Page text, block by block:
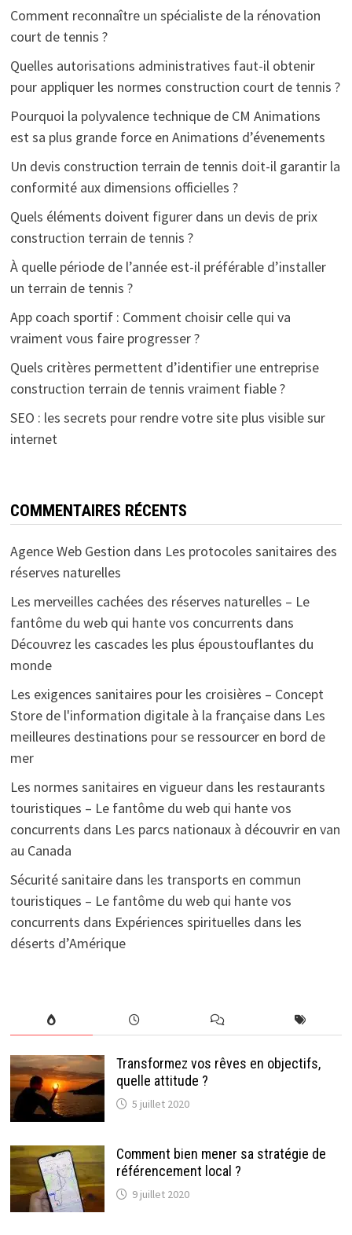
Comment reconnaître un spécialiste de la rénovation
court de tennis ?
Quelles autorisations administratives faut-il obtenir
pour appliquer les normes construction court de tennis ?
Pourquoi la polyvalence technique de CM Animations
est sa plus grande force en Animations d’évenements
Un devis construction terrain de tennis doit-il garantir la
conformité aux dimensions officielles ?
Quels éléments doivent figurer dans un devis de prix
construction terrain de tennis ?
À quelle période de l’année est-il préférable d’installer
un terrain de tennis ?
App coach sportif : Comment choisir celle qui va
vraiment vous faire progresser ?
Quels critères permettent d’identifier une entreprise
construction terrain de tennis vraiment fiable ?
SEO : les secrets pour rendre votre site plus visible sur
internet
COMMENTAIRES RÉCENTS
Agence Web Gestion dans Les protocoles sanitaires des
réserves naturelles
Les merveilles cachées des réserves naturelles – Le
fantôme du web qui hante vos concurrents dans
Découvrez les cascades les plus époustouflantes du
monde
Les exigences sanitaires pour les croisières – Concept
Store de l'information digitale à la françaisedans Les
meilleures destinations pour se ressourcer en bord de
mer
Les normes sanitaires en vigueur dans les restaurants
touristiques – Le fantôme du web qui hante vos
concurrents dans Les parcs nationaux à découvrir en van
au Canada
Sécurité sanitaire dans les transports en commun
touristiques – Le fantôme du web qui hante vos
concurrents dans Expériences spirituelles dans les
déserts d’Amérique
Transformez vos rêves en objectifs,
quelle attitude ?
5 juillet 2020
Comment bien mener sa stratégie de
référencement local ?
9 juillet 2020